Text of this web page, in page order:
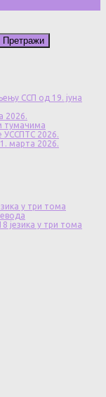
ССП од 19. јуна
2026.
тумачима
УССПТС 2026.
марта 2026.
у три тома
језика у три тома